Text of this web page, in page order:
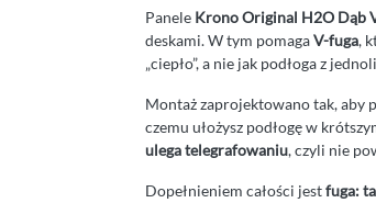
Panele Krono Original H2O Dąb
deskami. W tym pomagaV-fuga,
„ciepło”, a nie jak podłoga z
Montaż zaprojektowano tak, aby
czemu ułożysz podłogę w
ulega telegrafowaniu, czyli nie
Dopełnieniem całości jestfuga: